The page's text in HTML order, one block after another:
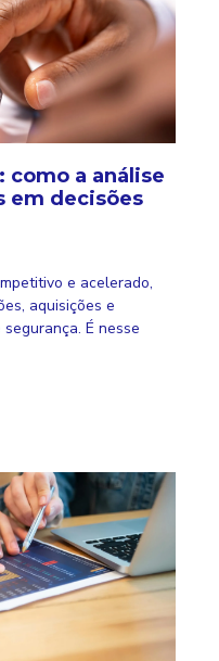
a análise
em decisões
e acelerado,
aquisições e
É nesse